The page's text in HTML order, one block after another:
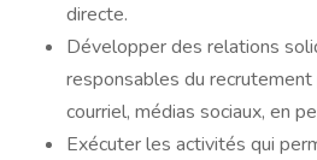
directe.
Développer des relations
responsables du
courriel, médias sociaux, en
Exécuter les activités qui